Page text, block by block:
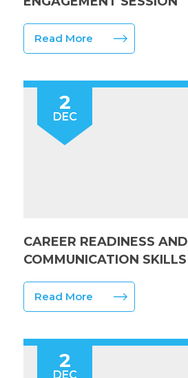
Read More
2
DEC
CAREER READINESS AND
COMMUNICATION SKILLS
Read More
2
DEC